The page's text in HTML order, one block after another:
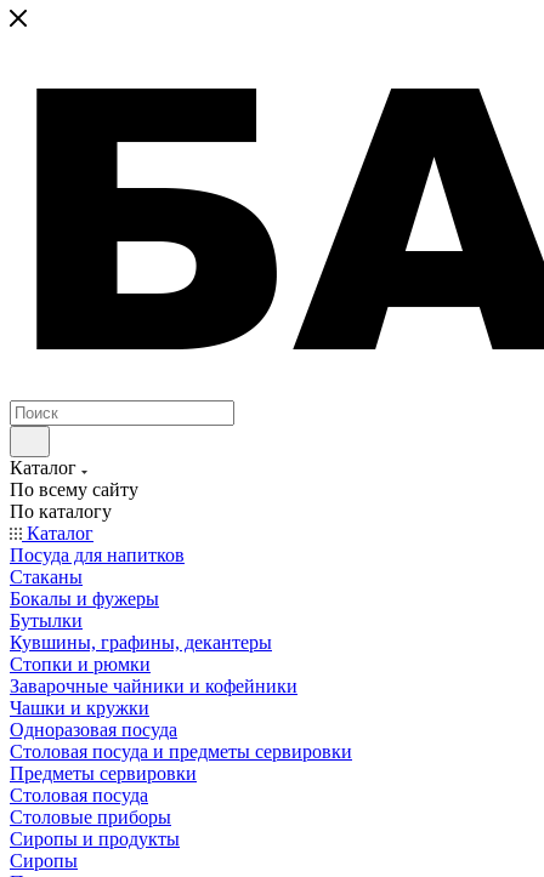
Каталог
По всему сайту
По каталогу
Каталог
Посуда для напитков
Стаканы
Бокалы и фужеры
Бутылки
Кувшины, графины, декантеры
Стопки и рюмки
Заварочные чайники и кофейники
Чашки и кружки
Одноразовая посуда
Столовая посуда и предметы сервировки
Предметы сервировки
Столовая посуда
Столовые приборы
Сиропы и продукты
Сиропы